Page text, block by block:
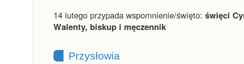
14 lutego przypada wspomnienie/święto: święci
Walenty, biskup i męczennik
Przysłowia